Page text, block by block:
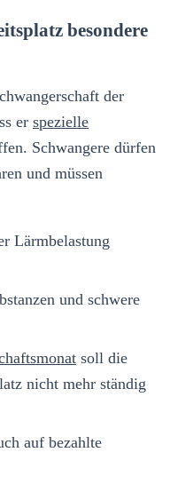
besondere
der
er spezielle
Schwangere dürfen
und müssen
Lärmbelastung
und schwere
soll die
nicht mehr ständig
auf bezahlte